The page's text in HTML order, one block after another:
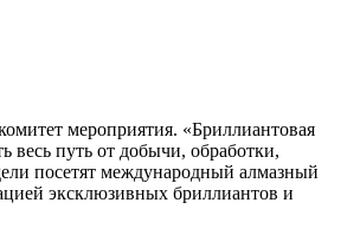
мероприятия. «Бриллиантовая
путь от добычи, обработки,
посетят международный алмазный
эксклюзивных бриллиантов и